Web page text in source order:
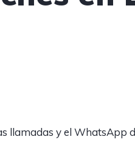
llamadas y el WhatsApp